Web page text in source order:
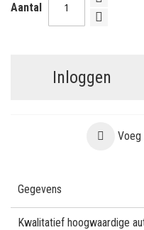
Aantal
Inloggen
Voeg
Gegevens
Kwalitatief hoogwaardige